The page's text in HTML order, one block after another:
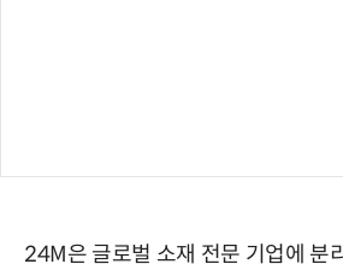
24M은 글로벌 소재 전문 기업에 분